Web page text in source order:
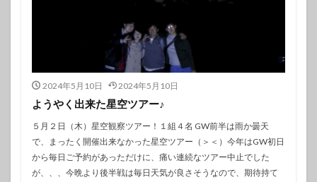
2024年5月10日 2024年5月10日
ようやく出来た星空ツアー♪
５月２日（木）星空観察ツアー！１組４名 GW前半は雨か曇天
で、まったく開催出来なかった星空ツアー（＞＜）今年はGW初日
から毎日ご予約があっただけに、痛い連続なツアー中止でした
が、、、今晩より後半戦は毎日天気が良さそうなので、期待持て